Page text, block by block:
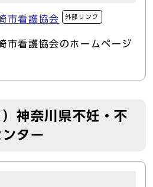
市看護協会 外部リンク
市看護協会のホームページ
）神奈川県不妊・不
ター